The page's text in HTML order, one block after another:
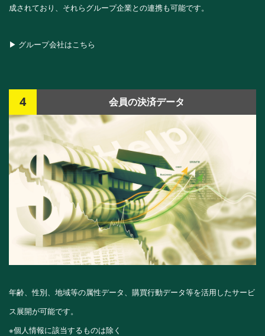
成されており、それらグループ企業との連携も可能です。
▶ グループ会社はこちら
4 会員の決済データ
年齢、性別、地域等の属性データ、購買行動データ等を活用したサービ
ス展開が可能です。
※個人情報に該当するものは除く